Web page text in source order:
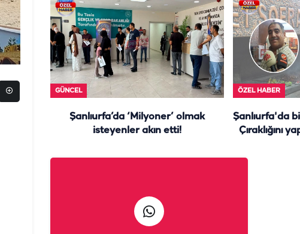
GÜNCEL
Şanlıurfa’da ‘Milyoner’ olmak
isteyenler akın etti!
ÖZEL HABER
Şanlıurfa'da
Çıraklığını